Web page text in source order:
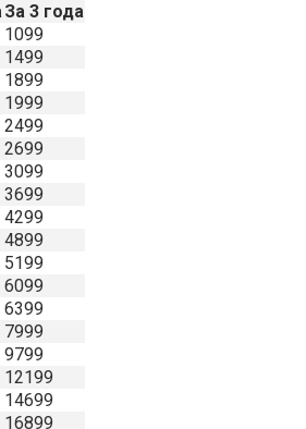
За 3 года
1099
1499
1899
1999
2499
2699
3099
3699
4299
4899
5199
6099
6399
7999
9799
12199
14699
16899